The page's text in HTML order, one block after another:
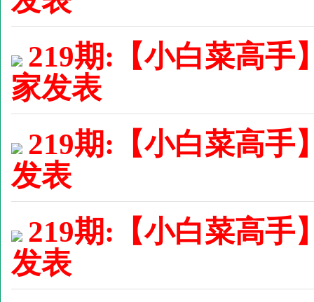
219期:【小白菜高手
家发表
219期:【小白菜高手
发表
219期:【小白菜高手
发表